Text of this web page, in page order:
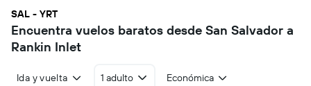
SAL - YRT
Encuentra vuelos baratos desde San Salvador a
Rankin Inlet
Ida y vuelta 1 adulto Económica